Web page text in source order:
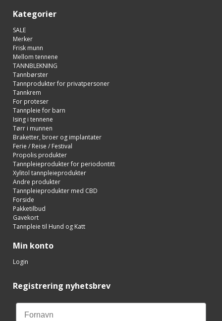
Kategorier
SALE
Merker
Frisk munn
Mellom tennene
TANNBLEKNING
Tannbørster
Tannprodukter for privatpersoner
Tannkrem
For proteser
Tannpleie for barn
Ising i tennene
Tørr i munnen
Braketter, broer og implantater
Ferie / Reise / Festival
Propolis produkter
Tannpleieprodukter for periodontitt
Xylitol tannpleieprodukter
Andre produkter
Tannpleieprodukter med CBD
Forside
Pakketilbud
Gavekort
Tannpleie til Hund og Katt
Min konto
Login
Registrering nyhetsbrev